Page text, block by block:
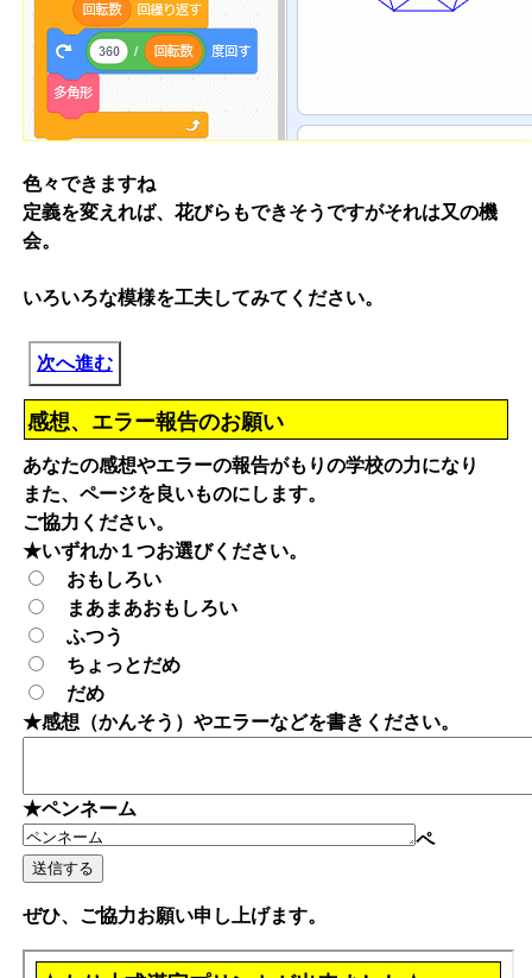
色々できますね
定義を変えれば、花びらもできそうですがそれは又の機
会。
いろいろな模様を工夫してみてください。
次へ進む
感想、エラー報告のお願い
あなたの感想やエラーの報告がもりの学校の力になり
また、ページを良いものにします。
ご協力ください。
★いずれか１つお選びください。
おもしろい
まあまあおもしろい
ふつう
ちょっとだめ
だめ
★感想（かんそう）やエラーなどを書きください。
★ペンネーム
ペ
ぜひ、ご協力お願い申し上げます。